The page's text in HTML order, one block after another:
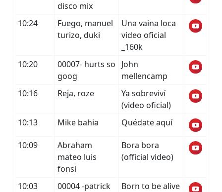
disco mix
10:24
Fuego, manuel
turizo, duki
Una vaina loca
video oficial
_160k
10:20
00007- hurts so
goog
John
mellencamp
10:16
Reja, roze
Ya sobreviví
(video oficial)
10:13
Mike bahia Quédate aquí
10:09
Abraham
mateo luis
fonsi
Bora bora
(official video)
10:03
00004 -patrick
Born to be alive